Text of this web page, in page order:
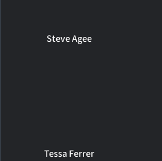
Steve Agee
Tessa Ferrer